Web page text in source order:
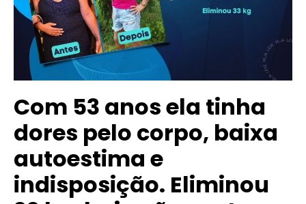
Com 53 anos ela tinha
dores pelo corpo, baixa
autoestima e
indisposição. Eliminou